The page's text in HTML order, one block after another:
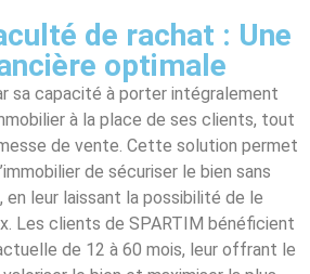
de rachat : Une
optimale
sa capacité à porter intégralement
à la place de ses clients, tout
de vente. Cette solution permet
de sécuriser le bien sans
en leur laissant la possibilité de le
Les clients de SPARTIM bénéficient
de 12 à 60 mois, leur offrant le